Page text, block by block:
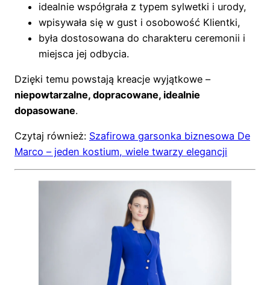
idealnie współgrała z typem sylwetki i urody,
wpisywała się w gust i osobowość Klientki,
była dostosowana do charakteru ceremonii i
miejsca jej odbycia.
Dzięki temu powstają kreacje wyjątkowe –
niepowtarzalne, dopracowane, idealnie
dopasowane.
Czytaj również: Szafirowa garsonka biznesowa De
Marco – jeden kostium, wiele twarzy elegancji